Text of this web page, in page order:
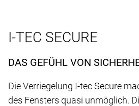
I-TEC SECURE
DAS GEFÜHL VON
Die Verriegelung I-tec Secure
des Fensters quasi unmöglich.